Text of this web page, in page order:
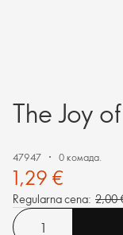
The Joy
47947 0 комада.
1,29 €
Regularna cena: 2,00